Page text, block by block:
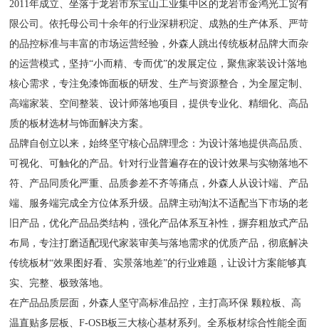
2011年成立、坐落于龙岩市东宝山工业集中区的龙岩市金鸿光工贸有
限公司。依托母公司十余年的行业深耕积淀、成熟的生产体系、严苛
的品控标准与丰富的市场运营经验，外森人跳出传统板材品牌大而杂
的运营模式，坚持“小而精、专而优”的发展定位，聚焦家装设计落地
核心需求，专注免漆饰面板的研发、生产与资源整合，为全屋定制、
高端家装、空间整装、设计师落地项目，提供专业化、精细化、高品
质的板材选材与饰面解决方案。
品牌自创立以来，始终坚守核心品牌理念：为设计落地提供高品质、
可视化、可触化的产品。针对行业普遍存在的设计效果与实物落地不
符、产品同质化严重、品质参差不齐等痛点，外森人从设计端、产品
端、服务端完成全方位体系升级。品牌主动淘汰不适配当下市场的老
旧产品，优化产品品类结构，强化产品体系互补性，摒弃粗放式产品
布局，专注打磨适配现代家装审美与落地需求的优质产品，彻底解决
传统板材“效果图好看、实景落地差”的行业难题，让设计方案能够真
实、完整、极致落地。
在产品品质层面，外森人坚守高标准品控，主打高环保 颗粒板、高
温直贴多层板、F-OSB板三大核心基材系列。全系板材综合性能全面